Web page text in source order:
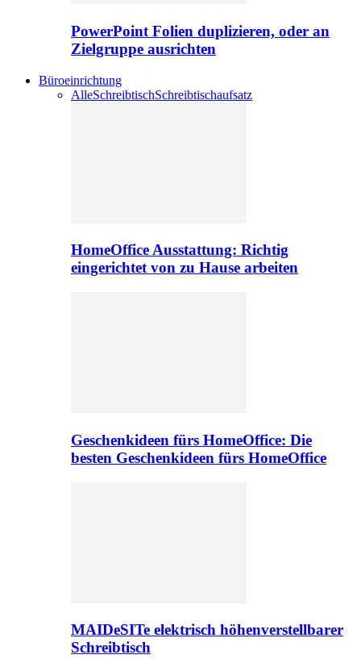
PowerPoint Folien duplizieren, oder an
Zielgruppe ausrichten
Büroeinrichtung
AlleSchreibtischSchreibtischaufsatz
HomeOffice Ausstattung: Richtig
eingerichtet von zu Hause arbeiten
Geschenkideen fürs HomeOffice: Die
besten Geschenkideen fürs HomeOffice
MAIDeSITe elektrisch höhenverstellbarer
Schreibtisch